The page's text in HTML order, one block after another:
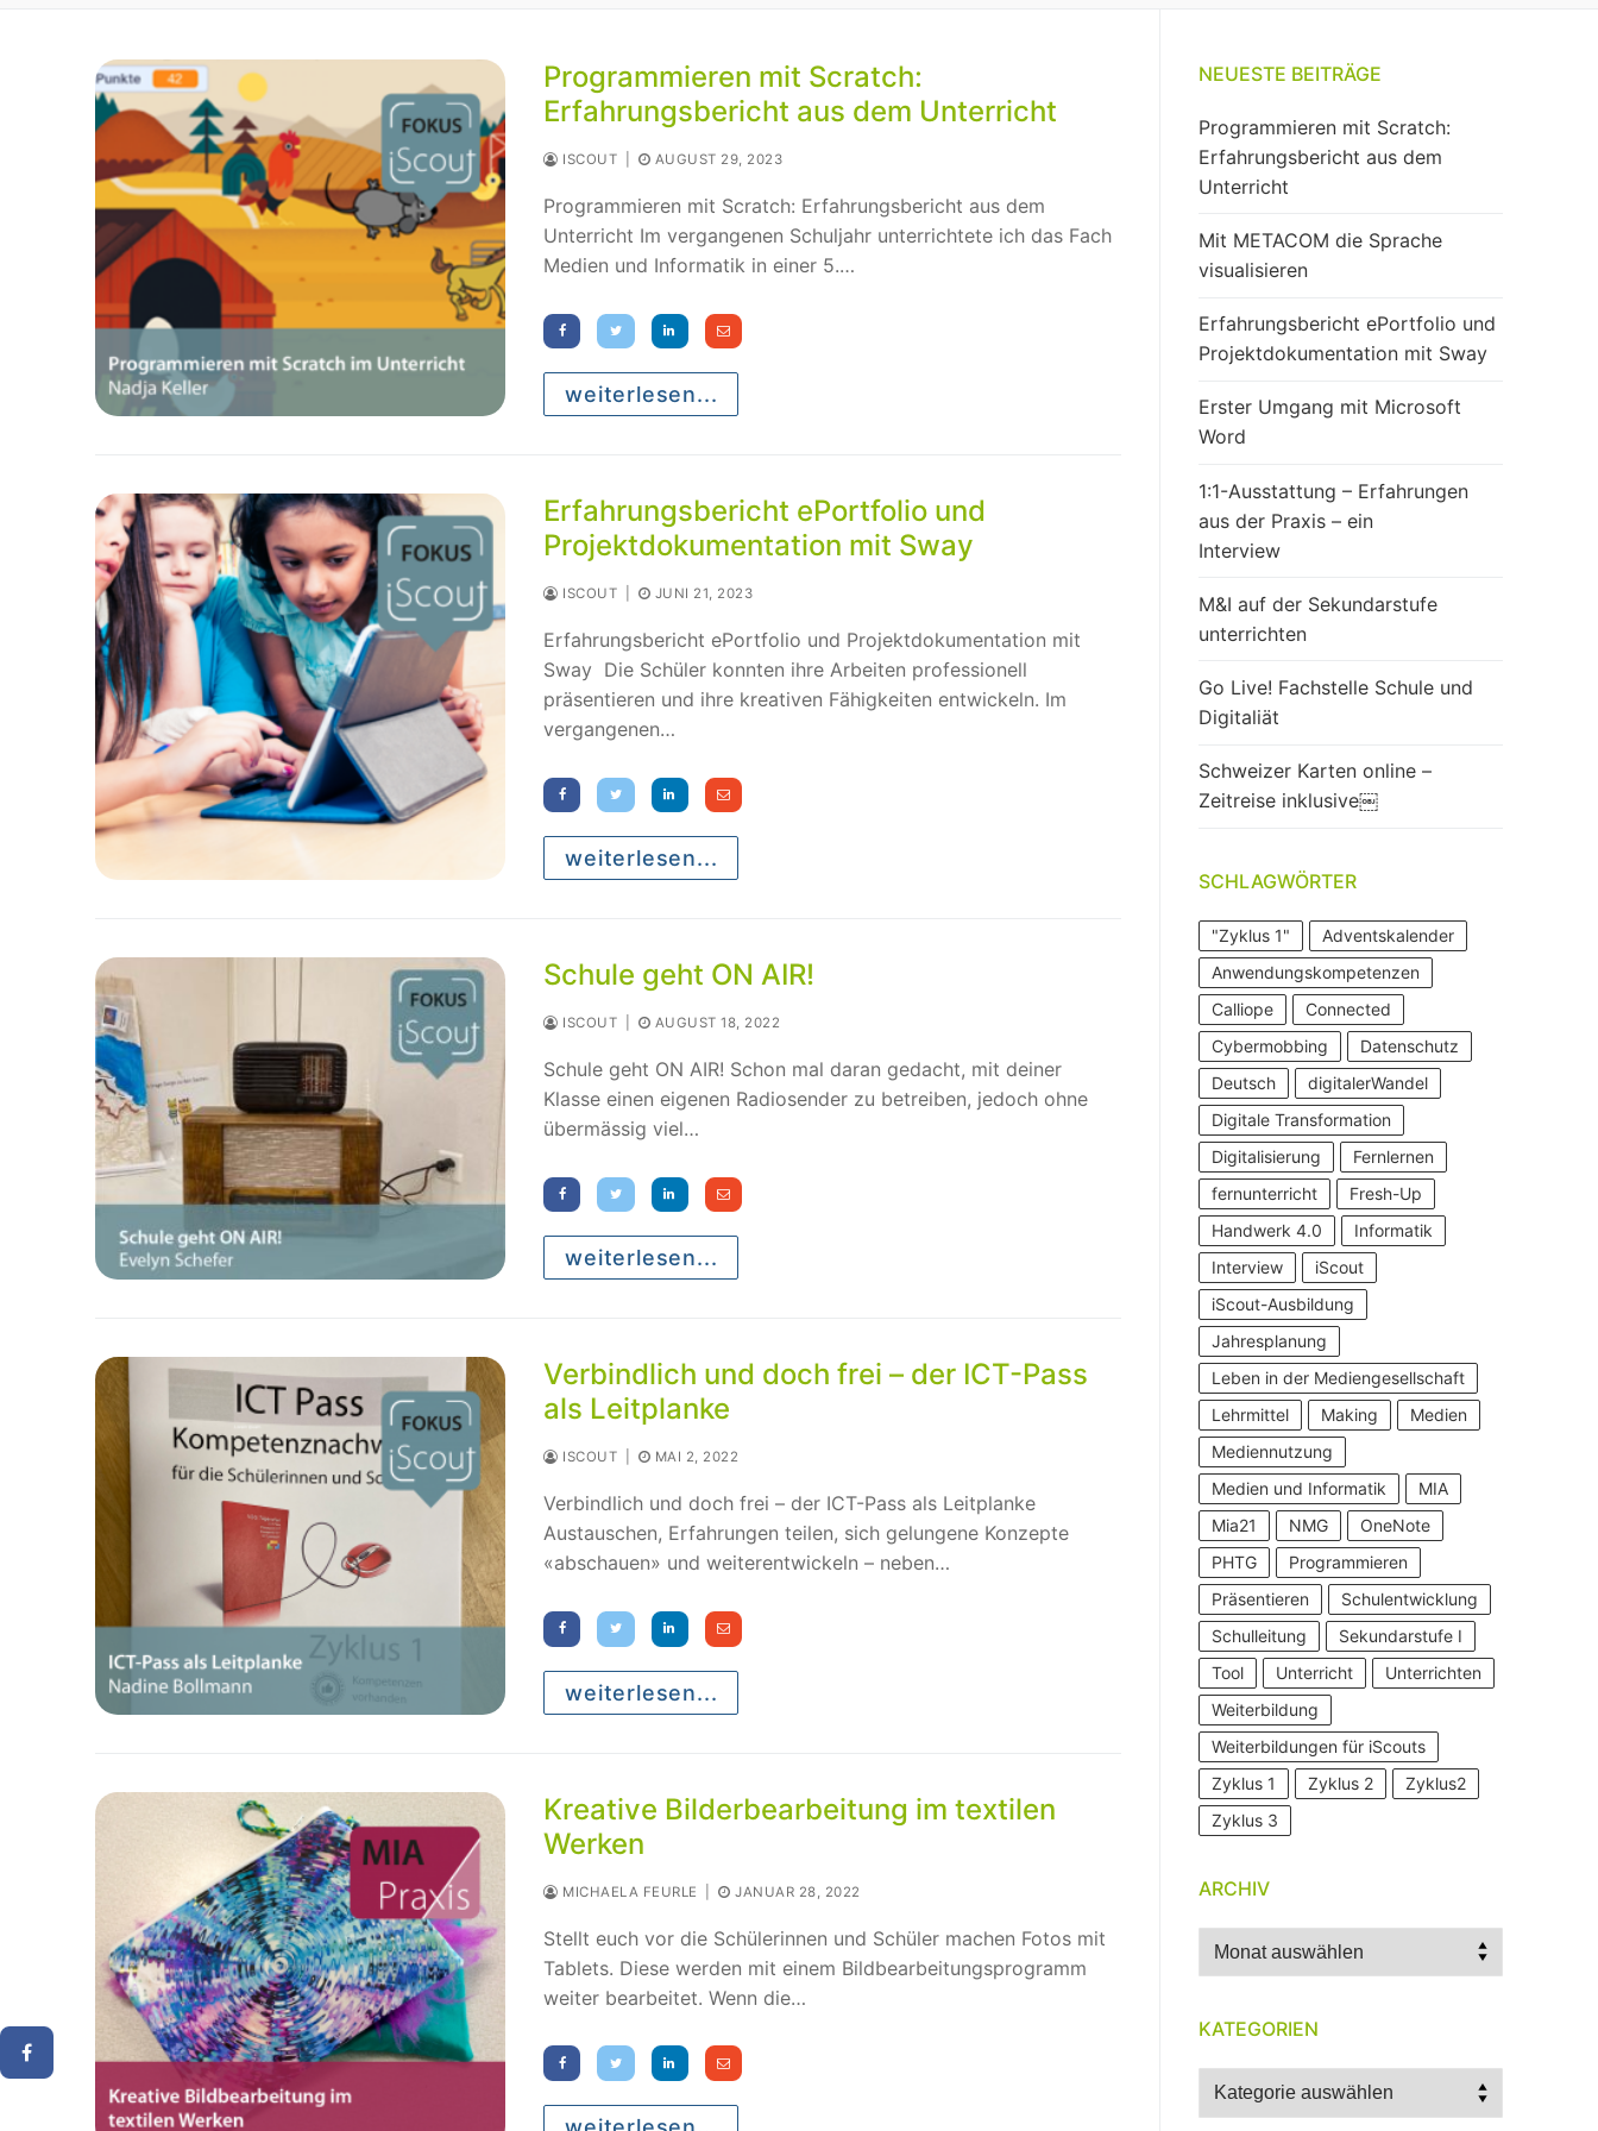
Programmieren mit Scratch:
Erfahrungsbericht aus dem Unterricht
ISCOUT AUGUST 29, 2023
Programmieren mit Scratch: Erfahrungsbericht aus dem
Unterricht Im vergangenen Schuljahr unterrichtete ich das Fach
Medien und Informatik in einer 5.…
weiterlesen...
Erfahrungsbericht ePortfolio und
Projektdokumentation mit Sway
ISCOUT JUNI 21, 2023
Erfahrungsbericht ePortfolio und Projektdokumentation mit
Sway Die Schüler konnten ihre Arbeiten professionell
präsentieren und ihre kreativen Fähigkeiten entwickeln. Im
vergangenen…
weiterlesen...
Schule geht ON AIR!
ISCOUT AUGUST 18, 2022
Schule geht ON AIR! Schon mal daran gedacht, mit deiner
Klasse einen eigenen Radiosender zu betreiben, jedoch ohne
übermässig viel…
weiterlesen...
Verbindlich und doch frei – der ICT-Pass
als Leitplanke
ISCOUT MAI 2, 2022
Verbindlich und doch frei – der ICT-Pass als Leitplanke
Austauschen, Erfahrungen teilen, sich gelungene Konzepte
«abschauen» und weiterentwickeln – neben…
weiterlesen...
Kreative Bilderbearbeitung im textilen
Werken
MICHAELA FEURLE JANUAR 28, 2022
Stellt euch vor die Schülerinnen und Schüler machen Fotos mit
Tablets. Diese werden mit einem Bildbearbeitungsprogramm
weiter bearbeitet. Wenn die…
NEUESTE BEITRÄGE
Programmieren mit Scratch:
Erfahrungsbericht aus dem
Unterricht
Mit METACOM die Sprache
visualisieren
Erfahrungsbericht ePortfolio und
Projektdokumentation mit Sway
Erster Umgang mit Microsoft
Word
1:1-Ausstattung – Erfahrungen
aus der Praxis – ein
Interview
M&I auf der Sekundarstufe
unterrichten
Go Live! Fachstelle Schule und
Digitaliät
Schweizer Karten online –
Zeitreise inklusive￼
SCHLAGWÖRTER
"Zyklus 1"
Adventskalender
Anwendungskompetenzen
Calliope
Connected
Cybermobbing
Datenschutz
Deutsch
digitalerWandel
Digitale Transformation
Digitalisierung
Fernlernen
fernunterricht
Fresh-Up
Handwerk 4.0
Informatik
Interview
iScout
iScout-Ausbildung
Jahresplanung
Leben in der Mediengesellschaft
Lehrmittel
Making
Medien
Mediennutzung
Medien und Informatik
MIA
Mia21
NMG
OneNote
PHTG
Programmieren
Präsentieren
Schulentwicklung
Schulleitung
Sekundarstufe I
Tool
Unterricht
Unterrichten
Weiterbildung
Weiterbildungen für iScouts
Zyklus 1
Zyklus 2
Zyklus2
Zyklus 3
ARCHIV
Archiv
KATEGORIEN
Kategorien